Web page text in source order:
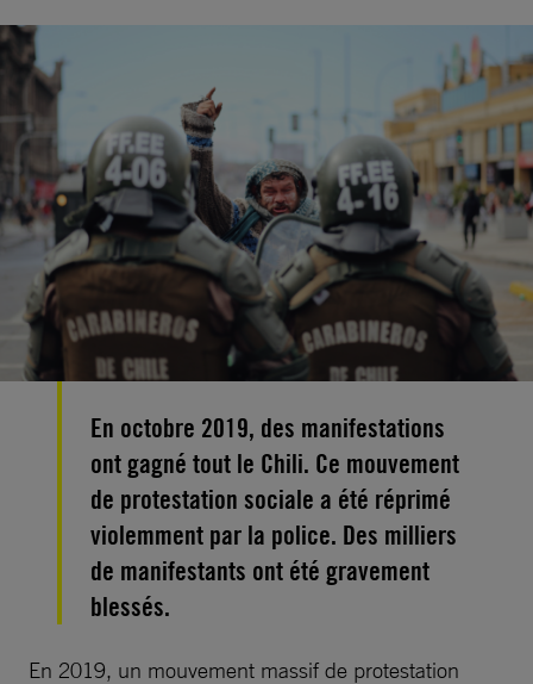
En octobre 2019, des manifestations
ont gagné tout le Chili. Ce mouvement
de protestation sociale a été réprimé
violemment par la police. Des milliers
de manifestants ont été gravement
blessés.
En 2019, un mouvement massif de protestation